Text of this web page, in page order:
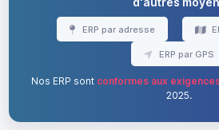
ERP par adresse
ERP par GPS
Nos ERP sont conformes aux
2025.